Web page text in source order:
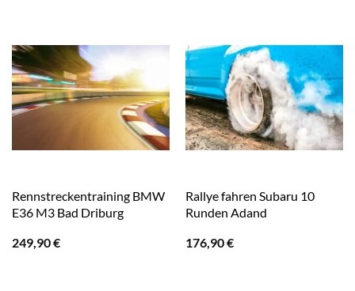
Rennstreckentraining BMW
E36 M3 Bad Driburg
249,90€
Rallye fahren Subaru 10
Runden Adand
176,90€